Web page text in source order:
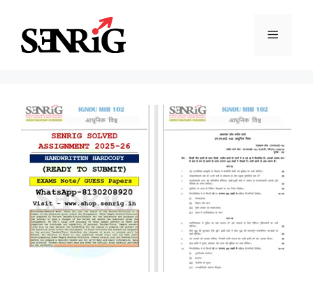
content
Menu